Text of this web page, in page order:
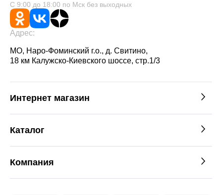
С 9:00 до 18:00 по Мск без выходных
Адрес:
МО, Наро-Фоминский г.о., д. Свитино,
18 км Калужско-Киевского шоссе, стр.1/3
Интернет магазин
Каталог
Компания